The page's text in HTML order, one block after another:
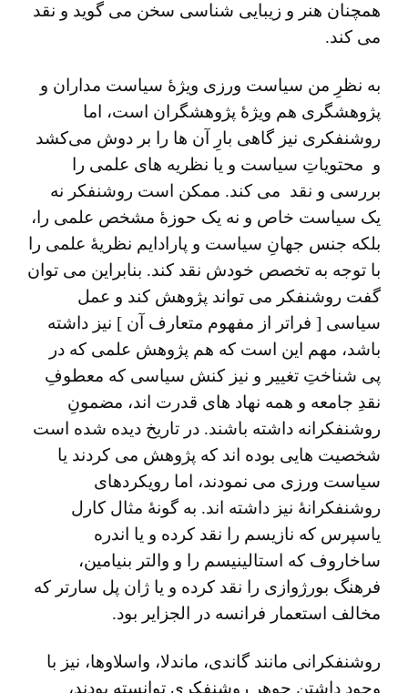
همچنان هنر و زیبایی شناسی سخن می گوید و نقد
می کند.
به نظرِ من سیاست‌ ورزی ویژۀ سیاست ‌مداران و
پژوهشگری هم ویژۀ پژوهشگران است، اما
روشنفکری نیز گاهی بارِ آن ها را بر دوش می‌کشد
و محتویاتِ سیاست و یا نظریه های علمی را
بررسی و نقد می کند. ممکن است روشنفکر نه
یک سیاست خاص و نه یک حوزۀ مشخص علمی را،
بلکه جنس جهانِ سیاست و پارادایم نظریۀ علمی را
با توجه به تخصص خودش نقد کند. بنابراین می توان
گفت روشنفکر می‌ تواند پژوهش کند و عمل
سیاسی [ فراتر از مفهوم متعارف آن ] نیز داشته
باشد، مهم این است که هم پژوهش علمی که در
پی شناختِ تغییر و نیز کنش سیاسی که معطوفِ
نقدِ جامعه و همه نهاد های قدرت اند، مضمونِ
روشنفکرانه داشته باشند. در تاریخ دیده شده است
شخصیت هایی بوده اند که پژوهش می کردند یا
سیاست ورزی می ‌نمودند، اما رویکردهای
روشنفکرانۀ نیز داشته اند. به گونۀ مثال کارل
یاسپرس که نازیسم را نقد کرده و یا اندره
ساخاروف که استالینیسم را و والتر بنیامین،
فرهنگ بورژوازی را نقد کرده و یا ژان پل سارتر که
مخالف استعمار فرانسه در الجزایر بود.
روشنفکرانی مانند گاندی، ماندلا، واسلاو‌‌ها، نیز با
وجود داشتنِ جوهرِ روشنفکری توانسته بودند،